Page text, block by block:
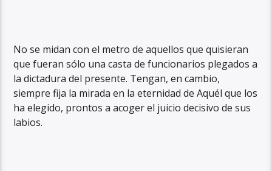
No se midan con el metro de aquellos que quisieran
que fueran sólo una casta de funcionarios plegados a
la dictadura del presente. Tengan, en cambio,
siempre fija la mirada en la eternidad de Aquél que los
ha elegido, prontos a acoger el juicio decisivo de sus
labios.